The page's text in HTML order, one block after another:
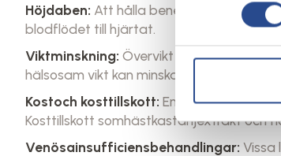
Höjdaben: Att hålla benen höjda när du
blodflödet till hjärtat.
Viktminskning: Övervikt kan öka risken
hälsosam vikt kan minska trycket på
Kostoch kosttillskott: En kost rik på
Kosttillskott somhästkastanjextrakt och
Venösainsufficiensbehandlingar: Vissa